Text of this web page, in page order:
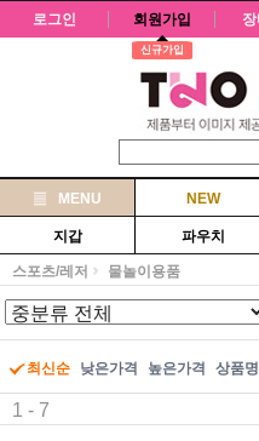
로그인 회원가입
신규가입
MENU NEW
지갑 파우치
스포츠/레저 물놀이용품
최신순 낮은가격 높은가격 상품명
1 - 7